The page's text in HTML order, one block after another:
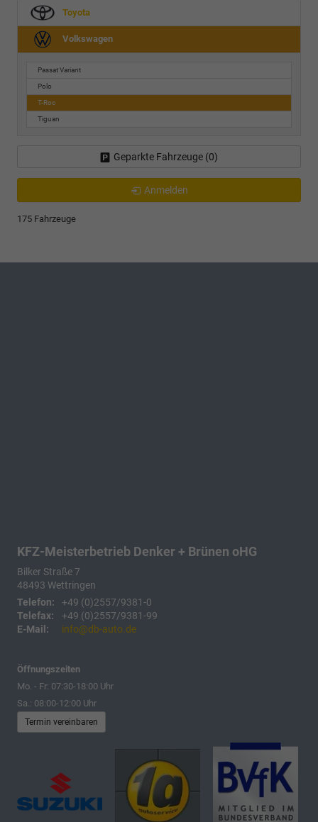
Toyota
Volkswagen
Passat Variant
Polo
T-Roc
Tiguan
Geparkte Fahrzeuge (0)
Anmelden
175 Fahrzeuge
KFZ-Meisterbetrieb Denker + Brünen oHG
Bilker Straße 7
48493 Wettringen
Telefon:
+49 (0)2557/9381-0
Telefax:
+49 (0)2557/9381-99
E-Mail:
info@db-auto.de
Öffnungszeiten
Mo. - Fr: 07:30-18:00 Uhr
Sa.: 08:00-12:00 Uhr
Termin vereinbaren